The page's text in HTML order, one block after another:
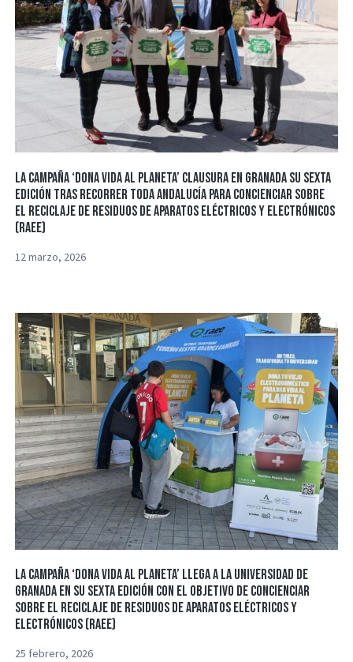
La campaña ‘Dona Vida al Planeta’ clausura en Granada su sexta
edición tras recorrer toda Andalucía para concienciar sobre
el reciclaje de residuos de aparatos eléctricos y electrónicos
(RAEE)
12 marzo, 2026
La campaña ‘Dona Vida al Planeta’ llega a la Universidad de
Granada en su sexta edición con el objetivo de concienciar
sobre el reciclaje de residuos de aparatos eléctricos y
electrónicos (RAEE)
25 febrero, 2026